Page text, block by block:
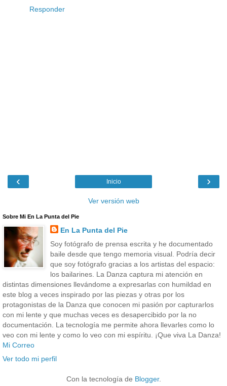
Responder
‹ ›
Inicio
Ver versión web
Sobre Mi En La Punta del Pie
En La Punta del Pie
Soy fotógrafo de prensa escrita y he documentado
baile desde que tengo memoria visual. Podría decir
que soy fotógrafo gracias a los artistas del espacio:
los bailarines. La Danza captura mi atención en
distintas dimensiones llevándome a expresarlas con humildad en
este blog a veces inspirado por las piezas y otras por los
protagonistas de la Danza que conocen mi pasión por capturarlos
con mi lente y que muchas veces es desapercibido por la no
documentación. La tecnología me permite ahora llevarles como lo
veo con mi lente y como lo veo con mi espíritu. ¡Que viva La Danza!
Mi Correo
Ver todo mi perfil
Con la tecnología de Blogger.